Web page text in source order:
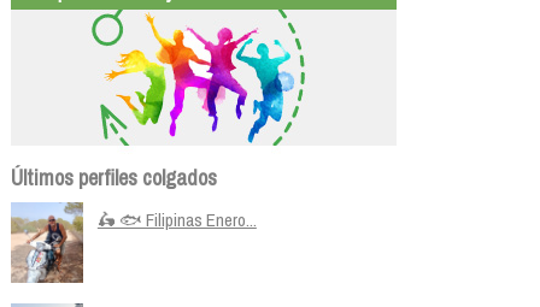
Últimos perfiles colgados
🛵 🐟 Filipinas Enero...